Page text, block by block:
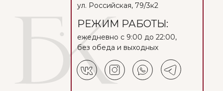
РЕЖИМ РАБОТЫ:
ежедневно с 9:00 до 22:00,
без обеда и выходных
ул. Российская, 79/3к2